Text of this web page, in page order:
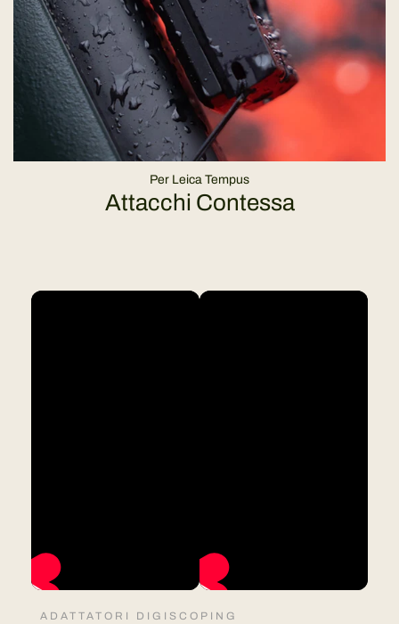
Per Leica Tempus
Attacchi Contessa
ADATTATORI DIGISCOPING